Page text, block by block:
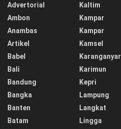
Advertorial
Ambon
Anambas
Artikel
Babel
Bali
Bandung
Bangka
Banten
Batam
Kaltim
Kampar
Kampar
Kamsel
Karanganyar
Karimun
Kepri
Lampung
Langkat
Lingga